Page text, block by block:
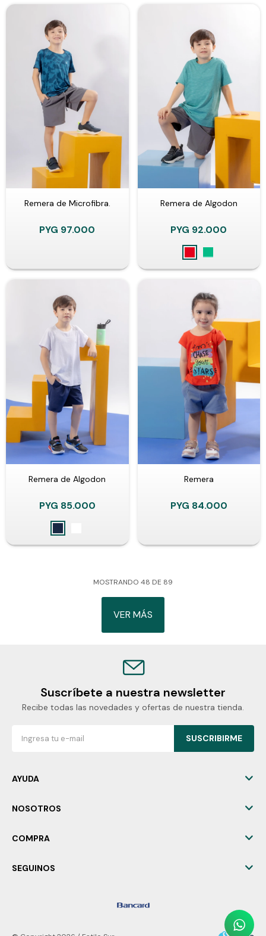
Remera de Microfibra.
PYG 97.000
Remera de Algodon
PYG 92.000
Remera de Algodon
PYG 85.000
Remera
PYG 84.000
MOSTRANDO 48 DE 89
VER MÁS
Suscríbete a nuestra newsletter
Recibe todas las novedades y ofertas de nuestra tienda.
SUSCRIBIRME
AYUDA
NOSOTROS
COMPRA
SEGUINOS